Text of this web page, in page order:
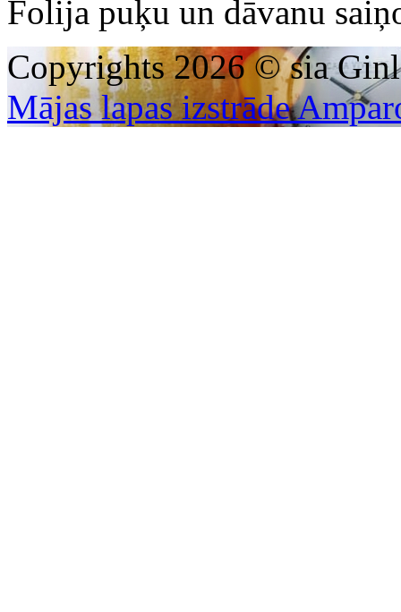
Folija puķu un dāvanu
Copyrights 2026 © sia
Mājas lapas izstrāde